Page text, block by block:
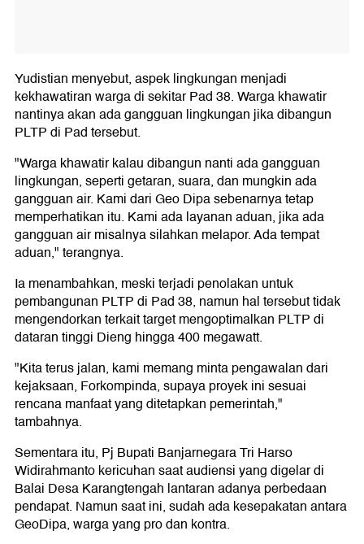
Yudistian menyebut, aspek lingkungan menjadi
kekhawatiran warga di sekitar Pad 38. Warga khawatir
nantinya akan ada gangguan lingkungan jika dibangun
PLTP di Pad tersebut.
"Warga khawatir kalau dibangun nanti ada gangguan
lingkungan, seperti getaran, suara, dan mungkin ada
gangguan air. Kami dari Geo Dipa sebenarnya tetap
memperhatikan itu. Kami ada layanan aduan, jika ada
gangguan air misalnya silahkan melapor. Ada tempat
aduan," terangnya.
Ia menambahkan, meski terjadi penolakan untuk
pembangunan PLTP di Pad 38, namun hal tersebut tidak
mengendorkan terkait target mengoptimalkan PLTP di
dataran tinggi Dieng hingga 400 megawatt.
"Kita terus jalan, kami memang minta pengawalan dari
kejaksaan, Forkompinda, supaya proyek ini sesuai
rencana manfaat yang ditetapkan pemerintah,"
tambahnya.
Sementara itu, Pj Bupati Banjarnegara Tri Harso
Widirahmanto kericuhan saat audiensi yang digelar di
Balai Desa Karangtengah lantaran adanya perbedaan
pendapat. Namun saat ini, sudah ada kesepakatan antara
GeoDipa, warga yang pro dan kontra.